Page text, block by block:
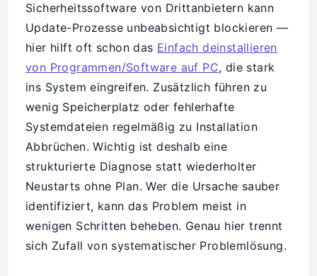
Sicherheitssoftware von Drittanbietern kann
Update-Prozesse unbeabsichtigt blockieren —
hier hilft oft schon das Einfach deinstallieren
von Programmen/Software auf PC, die stark
ins System eingreifen. Zusätzlich führen zu
wenig Speicherplatz oder fehlerhafte
Systemdateien regelmäßig zu Installation
Abbrüchen. Wichtig ist deshalb eine
strukturierte Diagnose statt wiederholter
Neustarts ohne Plan. Wer die Ursache sauber
identifiziert, kann das Problem meist in
wenigen Schritten beheben. Genau hier trennt
sich Zufall von systematischer Problemlösung.